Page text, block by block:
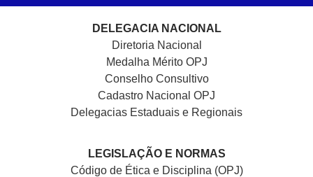
DELEGACIA NACIONAL
Diretoria Nacional
Medalha Mérito OPJ
Conselho Consultivo
Cadastro Nacional OPJ
Delegacias Estaduais e Regionais
LEGISLAÇÃO E NORMAS
Código de Ética e Disciplina (OPJ)